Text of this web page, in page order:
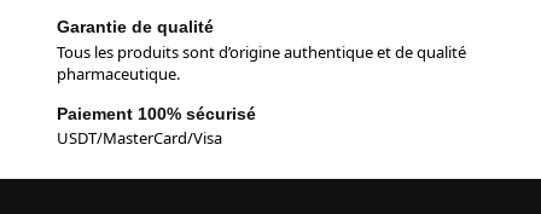
Garantie de qualité
Tous les produits sont d’origine authentique et de qualité
pharmaceutique.
Paiement 100% sécurisé
USDT/MasterCard/Visa